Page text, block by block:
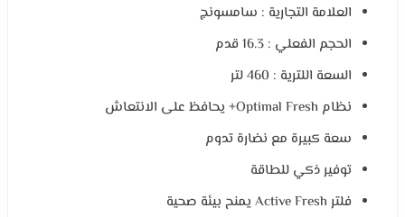
العلامة التجارية : سامسونج
الحجم الفعلي : 16.3 قدم
السعة اللترية : 460 لتر
نظام Optimal Fresh+ يحافظ على الانتعاش
سعة كبيرة مع نضارة تدوم
توفير ذكي للطاقة
فلتر Active Fresh يمنح بيئة صحية